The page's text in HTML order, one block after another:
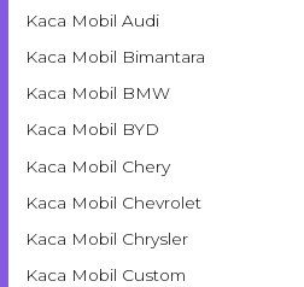
Kaca Mobil Audi
Kaca Mobil Bimantara
Kaca Mobil BMW
Kaca Mobil BYD
Kaca Mobil Chery
Kaca Mobil Chevrolet
Kaca Mobil Chrysler
Kaca Mobil Custom